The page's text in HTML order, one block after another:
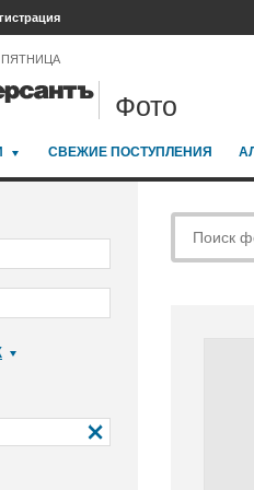
ПЯТНИЦА
Фото
СВЕЖИЕ ПОСТУПЛЕНИЯ